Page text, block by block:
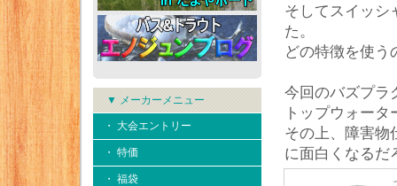
▼ メーカーメニュー
・ 大会エントリー
・ 特価
・ 福袋
そしてスイッシ
た。
どの特徴を使う
今回のバズプラ
トップウォー
その上、障害物
に面白くなるだ